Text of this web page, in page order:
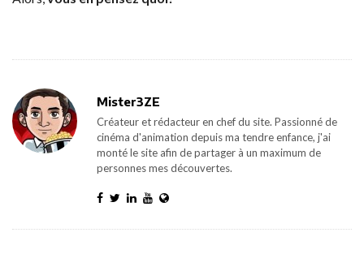
Mister3ZE
Créateur et rédacteur en chef du site. Passionné de
cinéma d'animation depuis ma tendre enfance, j'ai
monté le site afin de partager à un maximum de
personnes mes découvertes.